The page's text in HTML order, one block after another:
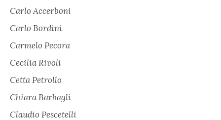
Carlo Accerboni
Carlo Bordini
Carmelo Pecora
Cecilia Rivoli
Cetta Petrollo
Chiara Barbagli
Claudio Pescetelli